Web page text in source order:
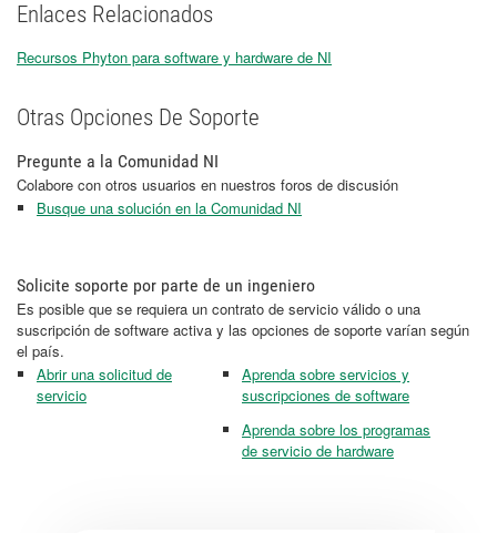
Enlaces Relacionados
Recursos Phyton para software y hardware de NI
Otras Opciones De Soporte
Pregunte a la Comunidad NI
Colabore con otros usuarios en nuestros foros de discusión
Busque una solución en la Comunidad NI
Solicite soporte por parte de un ingeniero
Es posible que se requiera un contrato de servicio válido o una
suscripción de software activa y las opciones de soporte varían según
el país.
Abrir una solicitud de
servicio
Aprenda sobre servicios y
suscripciones de software
Aprenda sobre los programas
de servicio de hardware